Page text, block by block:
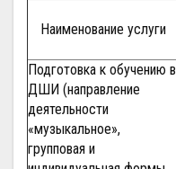
Наименование услуги
Подготовка к обучению в
ДШИ (направление
деятельности
«музыкальное»,
групповая и